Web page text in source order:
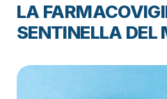
LA
SENTINELLA DEL